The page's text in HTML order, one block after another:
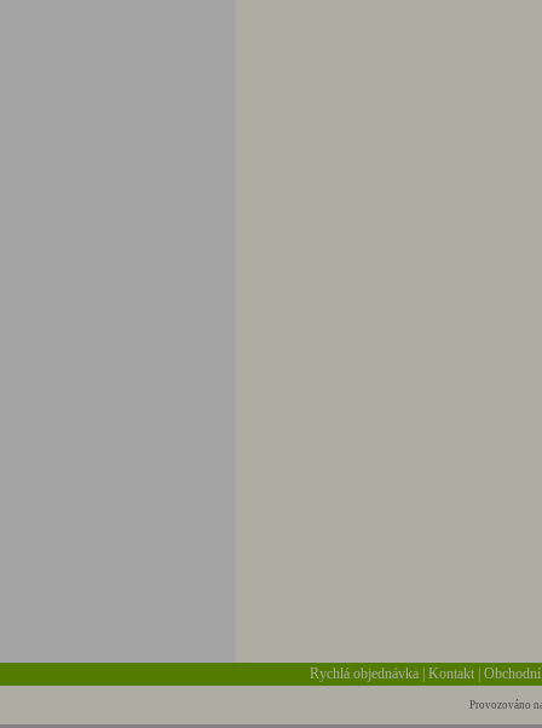
Rychlá objednávka |Kontakt |
Provozováno